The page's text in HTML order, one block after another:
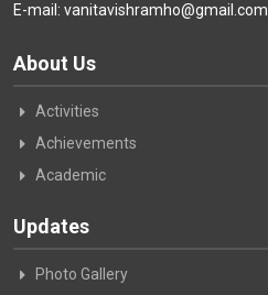
E-mail: vanitavishramho@gmail.com
About Us
Activities
Achievements
Academic
Updates
Photo Gallery